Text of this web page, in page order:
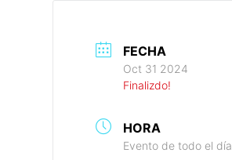
FECHA
Oct 31 2024
Finalizdo!
HORA
Evento de todo el día